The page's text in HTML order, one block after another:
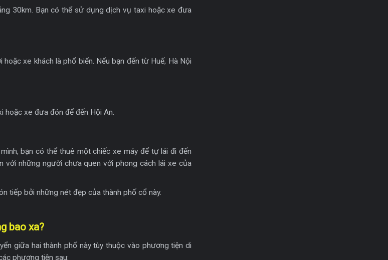
30km. Bạn có thể sử dụng dịch vụ taxi hoặc xe đưa
xe khách là phổ biến. Nếu bạn đến từ Huế, Hà Nội
hoặc xe đưa đón để đến Hội An.
bạn có thể thuê một chiếc xe máy để tự lái đi đến
với những người chưa quen với phong cách lái xe của
tiếp bởi những nét đẹp của thành phố cổ này.
bao xa?
giữa hai thành phố này tùy thuộc vào phương tiện di
phương tiện sau: